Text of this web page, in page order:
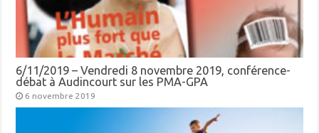
6/11/2019 – Vendredi 8 novembre 2019, conférence-
débat à Audincourt sur les PMA-GPA
6 novembre 2019